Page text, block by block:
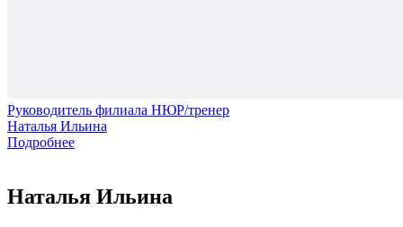
Руководитель филиала НЮР/тренер
Наталья Ильина
Подробнее
Наталья Ильина